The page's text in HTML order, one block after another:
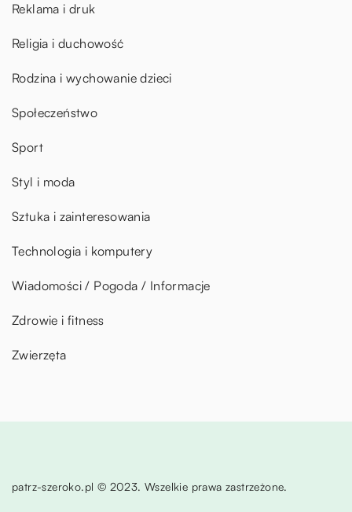
Reklama i druk
Religia i duchowość
Rodzina i wychowanie dzieci
Społeczeństwo
Sport
Styl i moda
Sztuka i zainteresowania
Technologia i komputery
Wiadomości / Pogoda / Informacje
Zdrowie i fitness
Zwierzęta
patrz-szeroko.pl © 2023. Wszelkie prawa zastrzeżone.